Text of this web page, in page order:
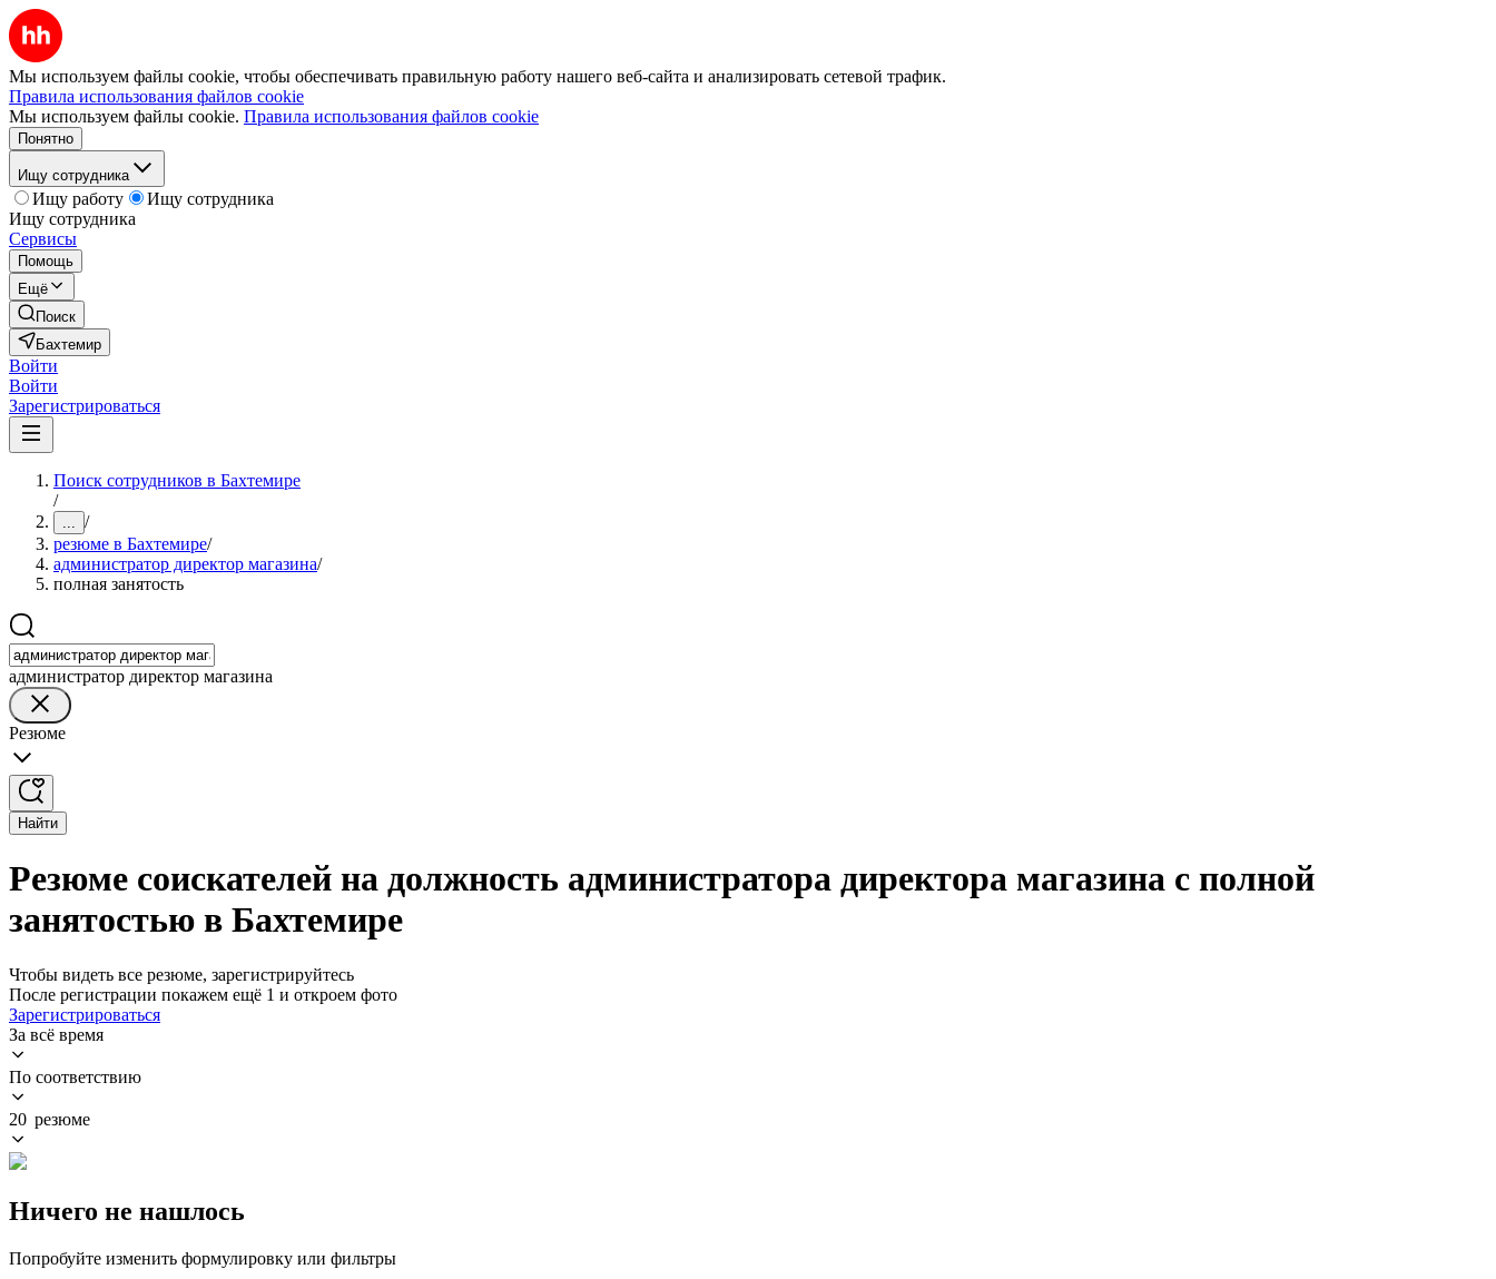
Мы используем файлы cookie, чтобы обеспечивать правильную работу нашего веб-сайта и анализировать сетевой трафик.
Правила использования файлов cookie
Мы используем файлы cookie. Правила использования файлов cookie
Понятно
Ищу сотрудника
Ищу работу
Ищу сотрудника
Ищу сотрудника
Сервисы
Помощь
Ещё
Поиск
Бахтемир
Войти
Войти
Зарегистрироваться
Поиск сотрудников в Бахтемире
/
... /
резюме в Бахтемире/
администратор директор магазина/
полная занятость
администратор директор магазина
Резюме
Найти
Резюме соискателей на должность администратора директора магазина с полной
занятостью в Бахтемире
Чтобы видеть все резюме, зарегистрируйтесь
После регистрации покажем ещё 1 и откроем фото
Зарегистрироваться
За всё время
По соответствию
20 резюме
Ничего не нашлось
Попробуйте изменить формулировку или фильтры